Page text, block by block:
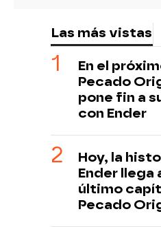
Las más vistas
En el
Pecado
pone fin a
con Ender
Hoy, la
Ender llega
último
Pecado